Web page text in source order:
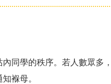
同學的秩序。若人數眾多
褓母。